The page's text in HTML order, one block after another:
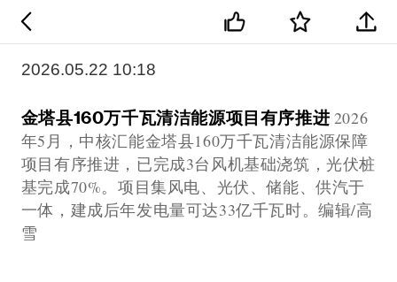
2026.05.22 10:18
金塔县160万千瓦清洁能源项目有序推进 2026
年5月，中核汇能金塔县160万千瓦清洁能源保障
项目有序推进，已完成3台风机基础浇筑，光伏桩
基完成70%。项目集风电、光伏、储能、供汽于
一体，建成后年发电量可达33亿千瓦时。编辑/高
雪